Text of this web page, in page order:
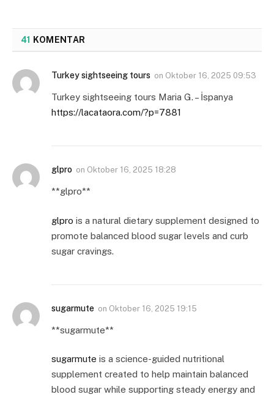
41 KOMENTAR
Turkey sightseeing tours on Oktober 16, 2025 09:53
Turkey sightseeing tours Maria G. – İspanya
https://lacataora.com/?p=7881
glpro on Oktober 16, 2025 18:28
** glpro**
glpro is a natural dietary supplement designed to
promote balanced blood sugar levels and curb
sugar cravings.
sugarmute on Oktober 16, 2025 19:15
** sugarmute**
sugarmute is a science-guided nutritional
supplement created to help maintain balanced
blood sugar while supporting steady energy and